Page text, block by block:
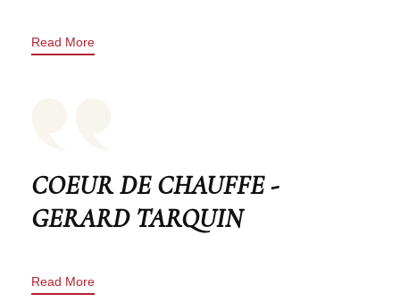
Read More
COEUR DE CHAUFFE -
GERARD TARQUIN
Read More